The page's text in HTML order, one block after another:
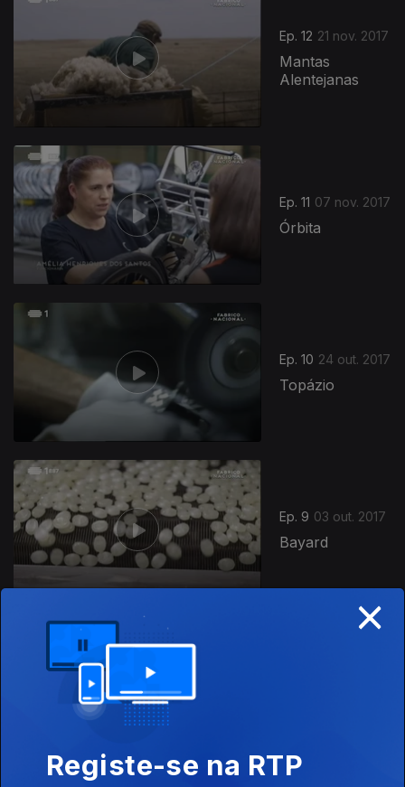
Ep. 12 21 nov. 2017
Mantas
Alentejanas
Ep. 11 07 nov. 2017
Órbita
Ep. 10 24 out. 2017
Topázio
Ep. 9 03 out. 2017
Bayard
×
Registe-se na RTP